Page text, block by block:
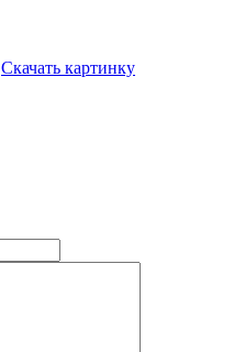
Скачать картинку